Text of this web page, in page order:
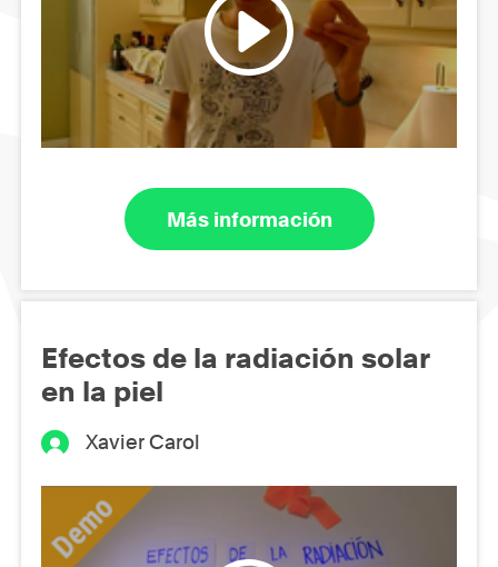
Más información
Efectos de la radiación solar
en la piel
Xavier Carol